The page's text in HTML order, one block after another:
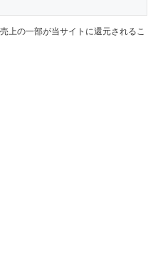
上の一部が当サイトに還元されるこ